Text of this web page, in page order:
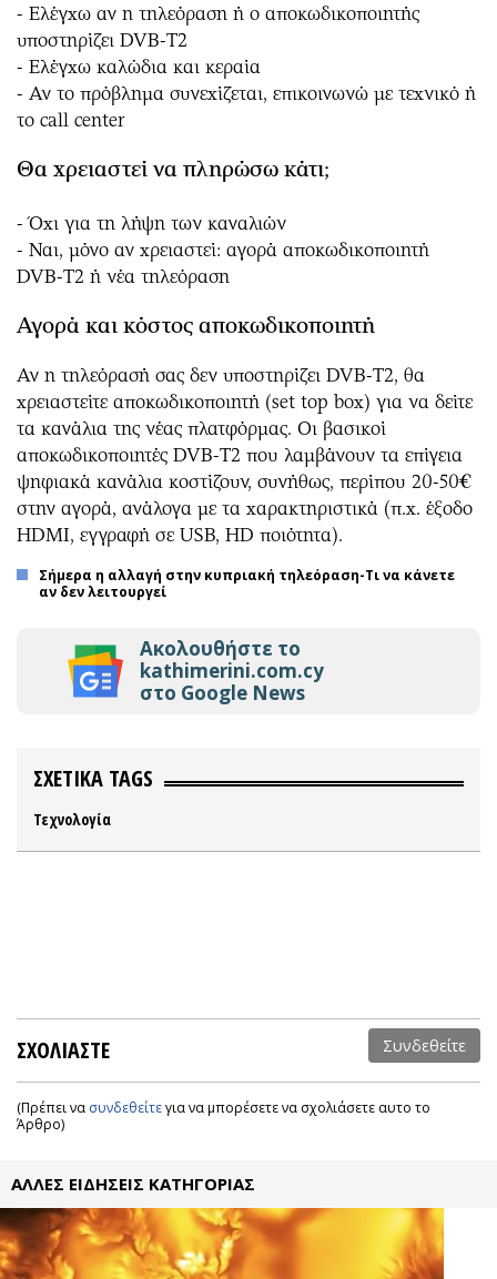
- Ελέγχω αν η τηλεόραση ή ο αποκωδικοποιητής
υποστηρίζει DVB-T2
- Ελέγχω καλώδια και κεραία
- Αν το πρόβλημα συνεχίζεται, επικοινωνώ με τεχνικό ή
το call center
Θα χρειαστεί να πληρώσω κάτι;
- Όχι για τη λήψη των καναλιών
- Ναι, μόνο αν χρειαστεί: αγορά αποκωδικοποιητή
DVB-T2 ή νέα τηλεόραση
Αγορά και κόστος αποκωδικοποιητή
Αν η τηλεόρασή σας δεν υποστηρίζει DVB-T2, θα
χρειαστείτε αποκωδικοποιητή (set top box) για να δείτε
τα κανάλια της νέας πλατφόρμας. Οι βασικοί
αποκωδικοποιητές DVB-T2 που λαμβάνουν τα επίγεια
ψηφιακά κανάλια κοστίζουν, συνήθως, περίπου 20-50€
στην αγορά, ανάλογα με τα χαρακτηριστικά (π.χ. έξοδο
HDMI, εγγραφή σε USB, HD ποιότητα).
Σήμερα η αλλαγή στην κυπριακή τηλεόραση-Τι να κάνετε
αν δεν λειτουργεί
Ακολουθήστε το
kathimerini.com.cy
στο Google News
ΣΧΕΤΙΚΑ TAGS
Τεχνολογία
ΣΧΟΛΙΑΣΤΕ Συνδεθείτε
(Πρέπει να συνδεθείτεγια να μπορέσετε να σχολιάσετε αυτο το
Άρθρο)
ΑΛΛΕΣ ΕΙΔΗΣΕΙΣ ΚΑΤΗΓΟΡΙΑΣ